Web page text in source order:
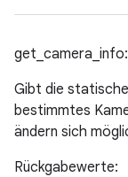
get_camera_info:
Gibt die
bestimmtes
ändern sich
Rückgabewerte: